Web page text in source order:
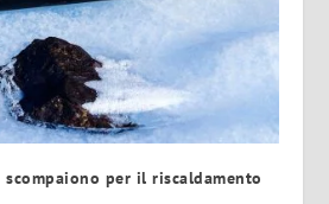
per il riscaldamento